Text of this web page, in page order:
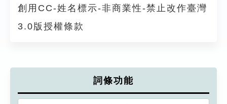
創用CC-姓名標示-非商業性-禁止改作臺灣
3.0版授權條款
詞條功能